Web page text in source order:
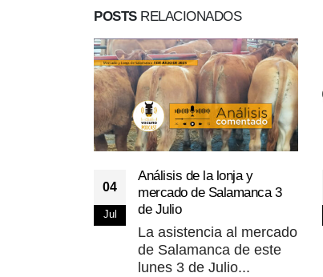
POSTSRELACIONADOS
04
Jul
Análisis de la lonja y
mercado de Salamanca 3
de Julio
La asistencia al mercado
de Salamanca de este
lunes 3 de Julio...